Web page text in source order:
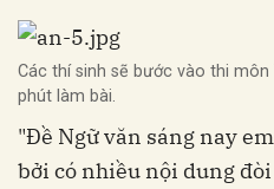
Các thí sinh sẽ bước vào thi
phút làm bài.
"Đề Ngữ văn sáng nay
bởi có nhiều nội dung